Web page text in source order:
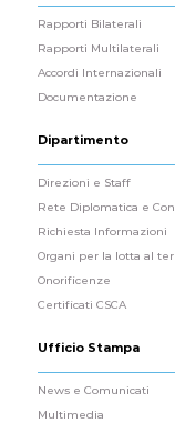
Rapporti Bilaterali
Rapporti Multilaterali
Accordi Internazionali
Documentazione
Dipartimento
Direzioni e Staff
Rete Diplomatica e
Richiesta Informazioni
Organi per la lotta al
Onorificenze
Certificati CSCA
Ufficio Stampa
News e Comunicati
Multimedia